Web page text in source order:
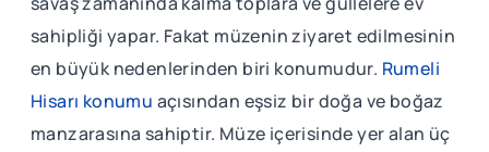
sahipliği yapar. Fakat müzenin ziyaret edilmesinin
en büyük nedenlerinden biri konumudur. Rumeli
Hisarı konumu açısından eşsiz bir doğa ve boğaz
manzarasına sahiptir. Müze içerisinde yer alan üç